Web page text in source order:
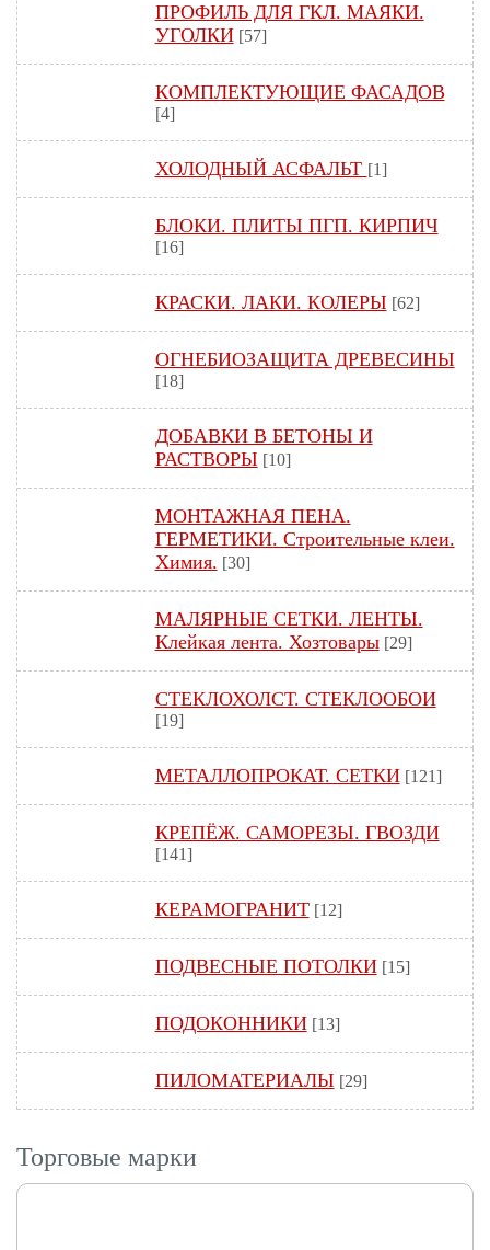
ПРОФИЛЬ ДЛЯ ГКЛ. МАЯКИ.
УГОЛКИ[57]
КОМПЛЕКТУЮЩИЕ ФАСАДОВ
[4]
ХОЛОДНЫЙ АСФАЛЬТ [1]
БЛОКИ. ПЛИТЫ ПГП. КИРПИЧ
[16]
КРАСКИ. ЛАКИ. КОЛЕРЫ [62]
ОГНЕБИОЗАЩИТА ДРЕВЕСИНЫ
[18]
ДОБАВКИ В БЕТОНЫ И
РАСТВОРЫ [10]
МОНТАЖНАЯ ПЕНА.
ГЕРМЕТИКИ. Строительные клеи.
Химия. [30]
МАЛЯРНЫЕ СЕТКИ. ЛЕНТЫ.
Клейкая лента. Хозтовары[29]
СТЕКЛОХОЛСТ. СТЕКЛООБОИ
[19]
МЕТАЛЛОПРОКАТ. СЕТКИ[121]
КРЕПЁЖ. САМОРЕЗЫ. ГВОЗДИ
[141]
КЕРАМОГРАНИТ[12]
ПОДВЕСНЫЕ ПОТОЛКИ[15]
ПОДОКОННИКИ[13]
ПИЛОМАТЕРИАЛЫ [29]
Торговые марки